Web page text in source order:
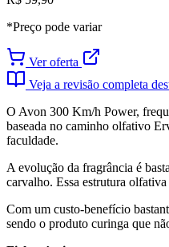
*Preço pode variar
Ver oferta
Veja a revisão completa
O Avon 300 Km/h Power,
baseada no caminho olfativo
faculdade.
A evolução da fragrância é
carvalho. Essa estrutura
Com um custo-benefício
sendo o produto curinga que